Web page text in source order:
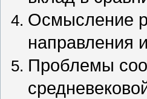
Осмысление
направления
Проблемы